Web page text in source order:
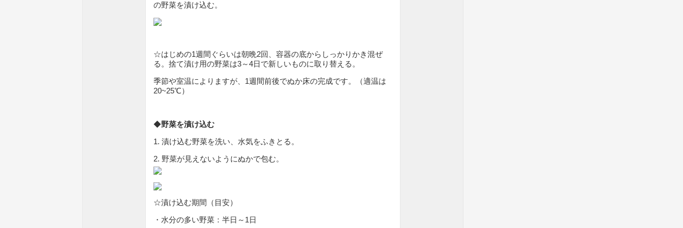
の野菜を漬け込む。
☆はじめの1週間ぐらいは朝晩2回、容器の底からしっかりかき混ぜ
る。捨て漬け用の野菜は3～4日で新しいものに取り替える。
季節や室温によりますが、1週間前後でぬか床の完成です。（適温は
20~25℃）
◆野菜を漬け込む
1. 漬け込む野菜を洗い、水気をふきとる。
2. 野菜が見えないようにぬかで包む。
☆漬け込む期間（目安）
・水分の多い野菜：半日～1日